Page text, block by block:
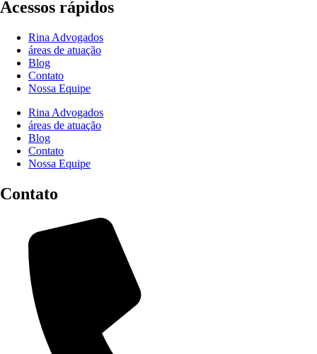
Acessos rápidos
Rina Advogados
áreas de atuação
Blog
Contato
Nossa Equipe
Rina Advogados
áreas de atuação
Blog
Contato
Nossa Equipe
Contato